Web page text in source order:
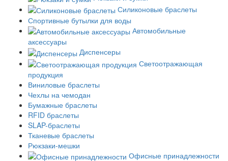
Силиконовые браслеты
Спортивные бутылки для воды
Автомобильные
аксессуары
Диспенсеры
Светоотражающая
продукция
Виниловые браслеты
Чехлы на чемодан
Бумажные браслеты
RFID браслеты
SLAP-браслеты
Тканевые браслеты
Рюкзаки-мешки
Офисные принадлежности